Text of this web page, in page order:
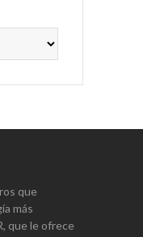
que
más
que le ofrece